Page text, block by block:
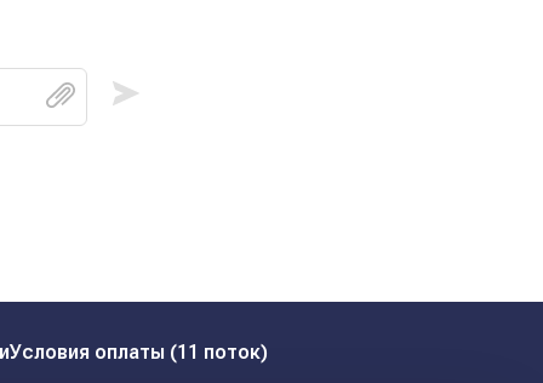
Условия оплаты (11 поток)